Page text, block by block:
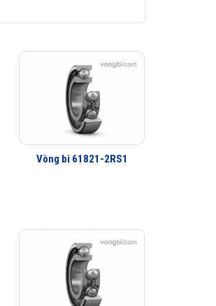
Vòng bi 61821-2RS1